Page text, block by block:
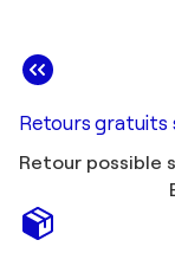
Retours gratuits
Retour possible